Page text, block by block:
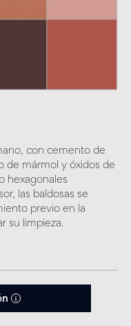
con cemento de
de mármol y óxidos de
hexagonales
las baldosas se
previo en la
su limpieza.